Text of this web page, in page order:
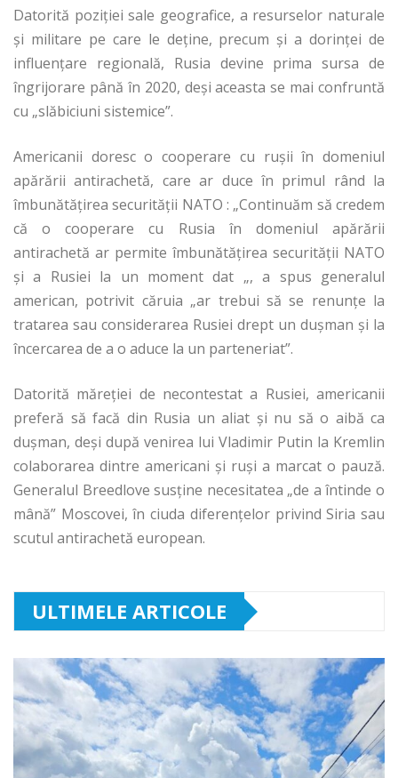
Datorită poziției sale geografice, a resurselor naturale
și militare pe care le deține, precum și a dorinței de
influențare regională, Rusia devine prima sursa de
îngrijorare până în 2020, deși aceasta se mai confruntă
cu „slăbiciuni sistemice”.
Americanii doresc o cooperare cu rușii în domeniul
apărării antirachetă, care ar duce în primul rând la
îmbunătățirea securității NATO : „Continuăm să credem
că o cooperare cu Rusia în domeniul apărării
antirachetă ar permite îmbunătăţirea securităţii NATO
şi a Rusiei la un moment dat „, a spus generalul
american, potrivit căruia „ar trebui să se renunţe la
tratarea sau considerarea Rusiei drept un duşman şi la
încercarea de a o aduce la un parteneriat”.
Datorită măreției de necontestat a Rusiei, americanii
preferă să facă din Rusia un aliat și nu să o aibă ca
dușman, deși după venirea lui Vladimir Putin la Kremlin
colaborarea dintre americani și ruși a marcat o pauză.
Generalul Breedlove susține necesitatea „de a întinde o
mână” Moscovei, în ciuda diferenţelor privind Siria sau
scutul antirachetă european.
ULTIMELE ARTICOLE